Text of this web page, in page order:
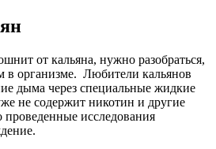
от кальяна, нужно разобраться,
в организме. Любители кальянов
дыма через специальные жидкие
не содержит никотин и другие
исследования